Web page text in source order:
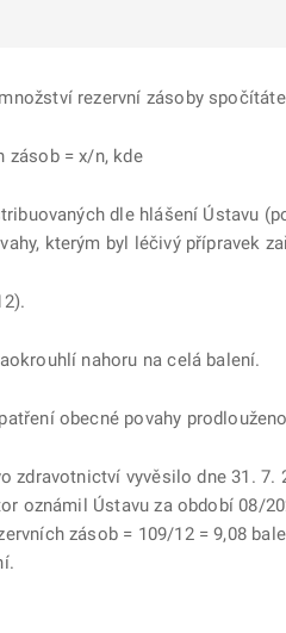
rezervní zásoby
zásob = x/n, kde
dle hlášení Ústavu
kterým byl léčivý přípravek
nahoru na celá balení.
obecné povahy
zdravotnictví vyvěsilo dne 31. 7.
oznámil Ústavu za období 08/
zásob = 109/12 = 9,08